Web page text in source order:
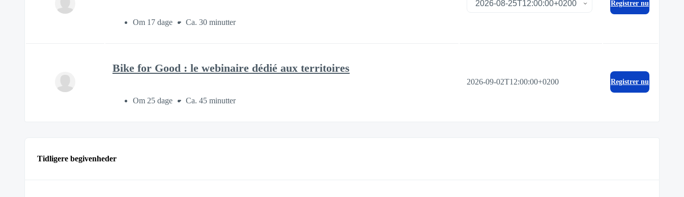
Om 17 dage Ca. 30 minutter
Registrer nu
Bike for Good : le webinaire dédié aux territoires
Om 25 dage Ca. 45 minutter
2026-09-02T12:00:00+0200 Registrer nu
Tidligere begivenheder